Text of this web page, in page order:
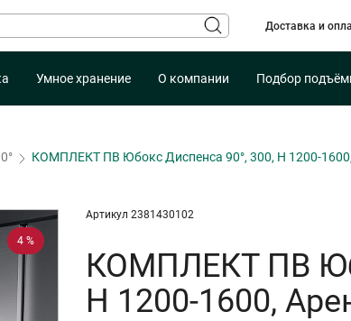
Доставка и
Умное хранение О компании Подбор
КОМПЛЕКТ ПВ Юбокс Диспенса 90°, 300, H 1200-
4 %
Артикул 2381430102
КОМПЛЕКТ ПВ
H 1200-1600,